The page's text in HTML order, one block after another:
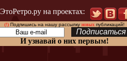
ЭтоРетро.ру на проектах:
(!)Подпишись на нашу рассылку новыхпубликаций!
И узнавай о них первым!